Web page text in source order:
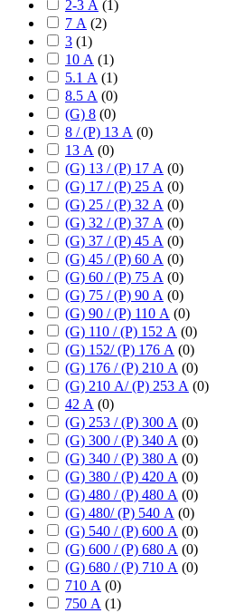
2-3 А (1 )
7 А (2)
3 (1)
10 А (1)
5.1 А (1)
8.5 А (0)
(G) 8 (0)
8 / (P) 13 А (0)
13 А (0)
(G) 13 / (P) 17 А (0)
(G) 17 / (P) 25 А (0)
(G) 25 / (P) 32 А (0)
(G) 32 / (P) 37 А (0)
(G) 37 / (P) 45 А (0)
(G) 45 / (P) 60 А (0)
(G) 60 / (P) 75 А (0)
(G) 75 / (P) 90 А (0)
(G) 90 / (P) 110 А (0)
(G) 110 / (P) 152 А (0)
(G) 152/ (P) 176 А (0)
(G) 176 / (P) 210 А (0)
(G) 210 А/ (P) 253 А (0)
42 А (0)
(G) 253 / (P) 300 А (0)
(G) 300 / (P) 340 А (0)
(G) 340 / (P) 380 А (0)
(G) 380 / (P) 420 А (0)
(G) 480 / (P) 480 А (0)
(G) 480/ (P) 540 А (0)
(G) 540 / (P) 600 А (0)
(G) 600 / (P) 680 А (0)
(G) 680 / (P) 710 А (0)
710 А (0)
750 А (1)